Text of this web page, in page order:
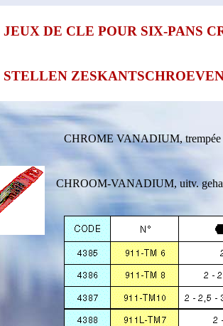
JEUX DE CLE POUR SIX-PANS
STELLEN
CHROME VANADIUM, trempée
CHROOM-VANADIUM, uitv.